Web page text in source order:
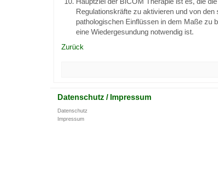
Regulationskräfte zu aktivieren und von den
pathologischen Einflüssen in dem Maße zu
eine Wiedergesundung notwendig ist.
Zurück
Datenschutz / Impressum
Datenschutz
Impressum